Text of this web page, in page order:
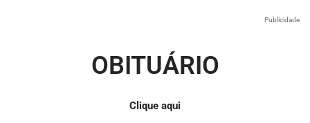
Publicidade
OBITUÁRIO
Clique aqui